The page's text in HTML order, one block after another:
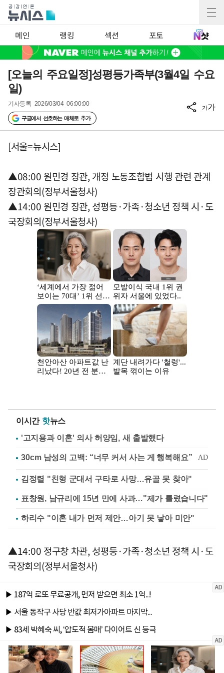
메인 랭킹 섹션 포토
[오늘의 주요일정]성평등가족부(3월4일 수요
일)
기사등록 2026/03/04 06:00:00
구글에서 선호하는 매체로 추가
가가
[서울=뉴시스]
▲08:00 원민경 장관, 개정 노동조합법 시행 관련 관계
장관회의(정부서울청사)
▲14:00 원민경 장관, 성평등·가족·청소년 정책 시·도
국장회의(정부서울청사)
이시간 핫뉴스
'고지용과 이혼' 의사 허양임, 새 출발했다
김정렬 "친형 군대서 구타로 사망…유골 못 찾아"
표창원, 남규리에 15년 만에 사과…"제가 틀렸습니다"
하리수 "이혼 내가 먼저 제안…아기 못 낳아 미안"
▲14:00 정구창 차관, 성평등·가족·청소년 정책 시·도
국장회의(정부서울청사)